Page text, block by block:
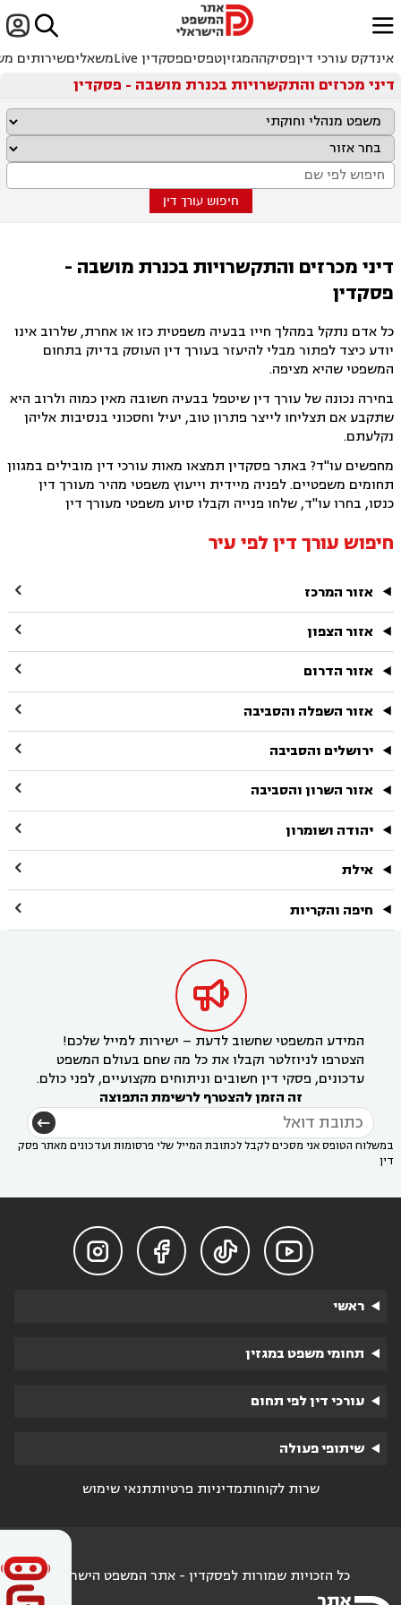

ﱐ
אינדקס עורכי דיןפסיקההמגזיןטפסיםפסקדין Live משאליםשירותים
דיני מכרזים והתקשרויות בכנרת מושבה - פסקדין
חיפוש עורך דין
דיני מכרזים והתקשרויות בכנרת מושבה -
פסקדין
כל אדם נתקל במהלך חייו בבעיה משפטית כזו או אחרת, שלרוב אינו
יודע כיצד לפתור מבלי להיעזר בעורך דין העוסק בדיוק בתחום
המשפטי שהיא מציפה.
בחירה נכונה של עורך דין שיטפל בבעיה חשובה מאין כמוה ולרוב היא
שתקבע אם תצליחו לייצר פתרון טוב, יעיל וחסכוני בנסיבות אליהן
נקלעתם.
מחפשים עו"ד? באתר פסקדין תמצאו מאות עורכי דין מובילים במגוון
תחומים משפטיים. לפניה מיידית וייעוץ משפטי מהיר מעורך דין
כנסו, בחרו עו"ד, שלחו פנייה וקבלו סיוע משפטי מעורך דין
חיפוש עורך דין לפי עיר
אזור המרכז 
אזור הצפון 
אזור הדרום 
אזור השפלה והסביבה 
ירושלים והסביבה 
אזור השרון והסביבה 
יהודה ושומרון 
אילת 
חיפה והקריות 

המידע המשפטי שחשוב לדעת – ישירות למייל שלכם!
הצטרפו לניוזלטר וקבלו את כל מה שחם בעולם המשפט
עדכונים, פסקי דין חשובים וניתוחים מקצועיים, לפני כולם.
זה הזמן להצטרף לרשימת התפוצה
במשלוח הטופס אני מסכים לקבל לכתובת המייל שלי פרסומות ועדכונים מאתר פסק
דין




ראשי
תחומי משפט במגזין
עורכי דין לפי תחום
שיתופי פעולה
שרות לקוחותמדיניות פרטיותתנאי שימוש
כל הזכויות שמורות לפסקדין - אתר המשפט הישראלי